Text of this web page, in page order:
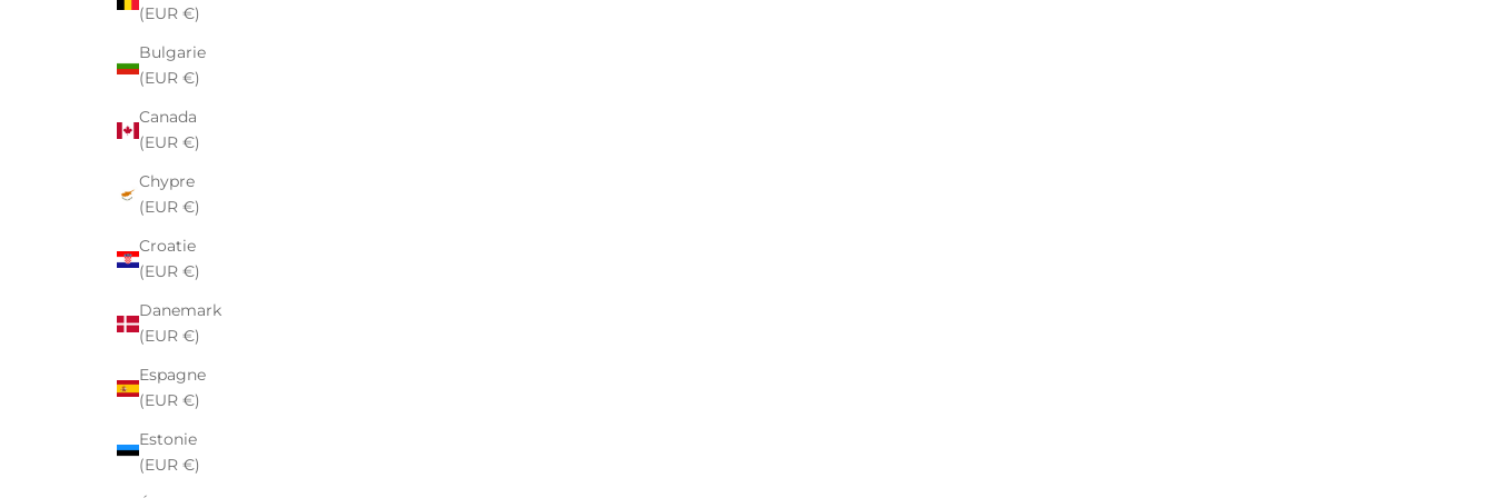
(EUR €)
Bulgarie
(EUR €)
Canada
(EUR €)
Chypre
(EUR €)
Croatie
(EUR €)
Danemark
(EUR €)
Espagne
(EUR €)
Estonie
(EUR €)